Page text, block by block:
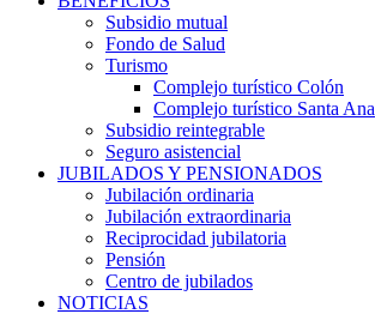
Subsidio mutual
Fondo de Salud
Turismo
Complejo turístico Colón
Complejo turístico Santa Ana
Subsidio reintegrable
Seguro asistencial
JUBILADOS Y PENSIONADOS
Jubilación ordinaria
Jubilación extraordinaria
Reciprocidad jubilatoria
Pensión
Centro de jubilados
NOTICIAS